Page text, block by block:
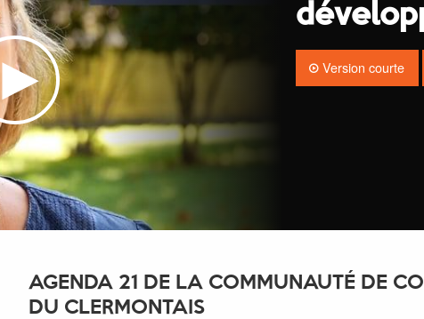
Version courte
AGENDA 21 DE LA COMMUNAUTÉ DE
DU CLERMONTAIS